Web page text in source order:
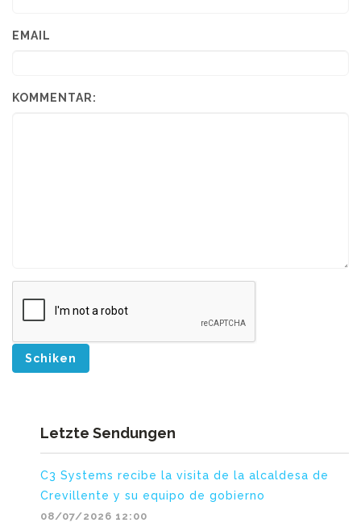
EMAIL
KOMMENTAR:
Schiken
Letzte Sendungen
C3 Systems recibe la visita de la alcaldesa de
Crevillente y su equipo de gobierno
08/07/2026 12:00